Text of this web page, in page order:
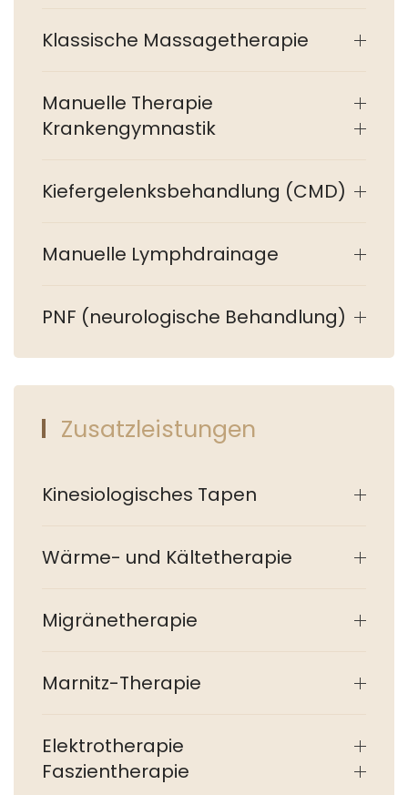
Klassische Massagetherapie
Manuelle Therapie
Krankengymnastik
Kiefergelenksbehandlung (CMD)
Manuelle Lymphdrainage
PNF (neurologische Behandlung)
Zusatzleistungen
Kinesiologisches Tapen
Wärme- und Kältetherapie
Migränetherapie
Marnitz-Therapie
Elektrotherapie
Faszientherapie